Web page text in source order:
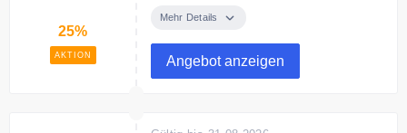
25%
AKTION
Sommeröle: 3 x ultra hot
im Bundle
Mehr Details
Angebot anzeigen